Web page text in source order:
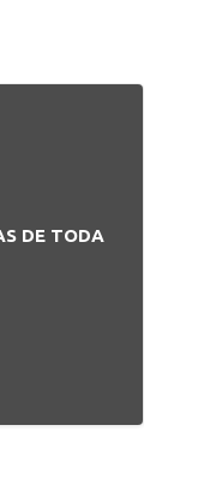
DE TODA